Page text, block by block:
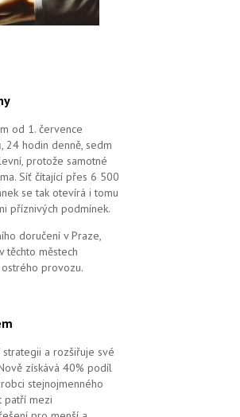
od 1. července
24 hodin denně, sedm
protože samotné
Síť čítající přes 6 500
se tak otevírá i tomu
příznivých podmínek.
doručení v Praze,
těchto městech
provozu.
a rozšiřuje své
získává 40% podíl
stejnojmenného
patří mezi